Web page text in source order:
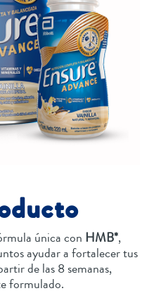
única con HMB*,
ayudar a fortalecer tus
de las 8 semanas,
formulado.